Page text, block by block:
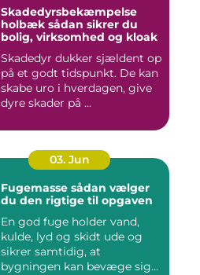
Skadedyrsbekæmpelse
holbæk sådan sikrer du
bolig, virksomhed og kloak
Skadedyr dukker sjældent op
på et godt tidspunkt. De kan
skabe uro i hverdagen, give
dyre skader på ...
03. Jun
Fugemasse sådan vælger
du den rigtige til opgaven
En god fuge holder vand,
kulde, lyd og skidt ude og
sikrer samtidig, at
bygningen kan bevæge sig